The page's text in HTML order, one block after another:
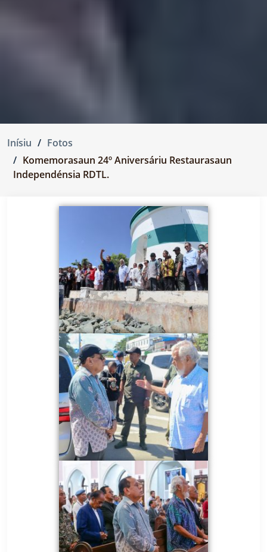
Inísiu
Fotos
Komemorasaun 24º Aniversáriu Restaurasaun
Independénsia RDTL.